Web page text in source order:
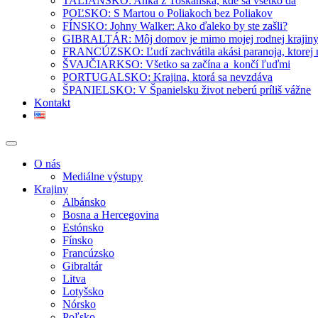
POĽSKO: S Martou o Poliakoch bez Poliakov
FÍNSKO: Johny Walker: Ako ďaleko by ste zašli?
GIBRALTÁR: Môj domov je mimo mojej rodnej krajiny
FRANCÚZSKO: Ľudí zachvátila akási paranoja, ktorej
ŠVAJČIARKSO: Všetko sa začína a končí ľuďmi
PORTUGALSKO: Krajina, ktorá sa nevzdáva
ŠPANIELSKO: V Španielsku život neberú príliš vážne
Kontakt
O nás
Mediálne výstupy
Krajiny
Albánsko
Bosna a Hercegovina
Estónsko
Fínsko
Francúzsko
Gibraltár
Litva
Lotyšsko
Nórsko